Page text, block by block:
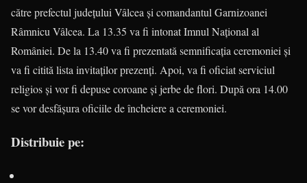
către prefectul județului Vâlcea și comandantul Garnizoanei
Râmnicu Vâlcea. La 13.35 va fi intonat Imnul Național al
României. De la 13.40 va fi prezentată semnificația ceremoniei și
va fi citită lista invitaților prezenți. Apoi, va fi oficiat serviciul
religios și vor fi depuse coroane și jerbe de flori. După ora 14.00
se vor desfășura oficiile de încheiere a ceremoniei.
Distribuie pe: